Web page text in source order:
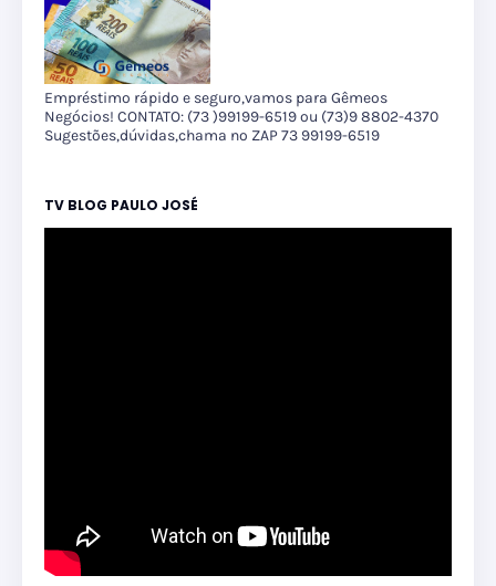
Empréstimo rápido e seguro,vamos para Gêmeos
Negócios! CONTATO: (73 )99199-6519 ou (73)9 8802-4370
Sugestões,dúvidas,chama no ZAP 73 99199-6519
TV BLOG PAULO JOSÉ